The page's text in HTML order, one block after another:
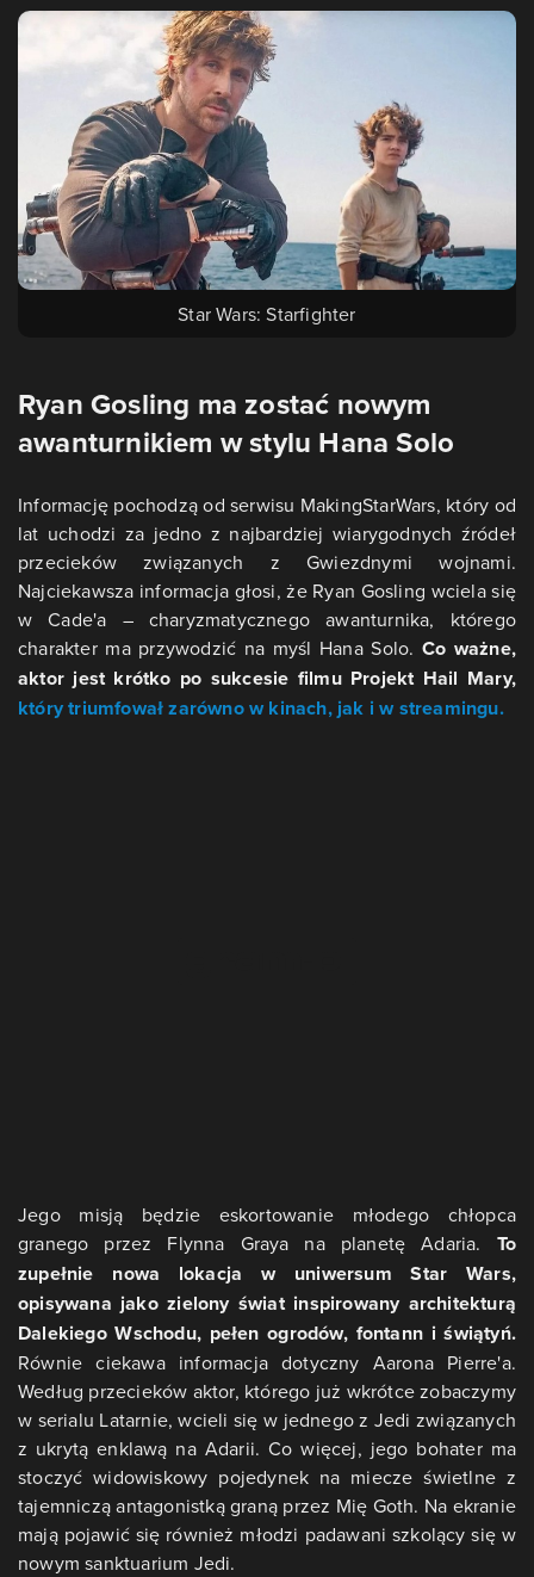
Star Wars: Starfighter
Ryan Gosling ma zostać nowym
awanturnikiem w stylu Hana Solo
Informację pochodzą od serwisu MakingStarWars, który od
lat uchodzi za jedno z najbardziej wiarygodnych źródeł
przecieków związanych z Gwiezdnymi wojnami.
Najciekawsza informacja głosi, że Ryan Gosling wciela się
w Cade'a – charyzmatycznego awanturnika, którego
charakter ma przywodzić na myśl Hana Solo. Co ważne,
aktor jest krótko po sukcesie filmu Projekt Hail Mary,
który triumfował zarówno w kinach, jak i w streamingu.
Jego misją będzie eskortowanie młodego chłopca
granego przez Flynna Graya na planetę Adaria. To
zupełnie nowa lokacja w uniwersum Star Wars,
opisywana jako zielony świat inspirowany architekturą
Dalekiego Wschodu, pełen ogrodów, fontann i świątyń.
Równie ciekawa informacja dotyczny Aarona Pierre'a.
Według przecieków aktor, którego już wkrótce zobaczymy
w serialu Latarnie, wcieli się w jednego z Jedi związanych
z ukrytą enklawą na Adarii. Co więcej, jego bohater ma
stoczyć widowiskowy pojedynek na miecze świetlne z
tajemniczą antagonistką graną przez Mię Goth. Na ekranie
mają pojawić się również młodzi padawani szkolący się w
nowym sanktuarium Jedi.